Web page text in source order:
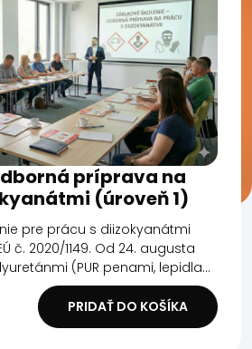
príprava na
(úroveň 1)
pre prácu s diizokyanátmi
č. 2020/1149. Od 24. augusta
(PUR penami, lepidla...
PRIDAŤ DO KOŠÍKA